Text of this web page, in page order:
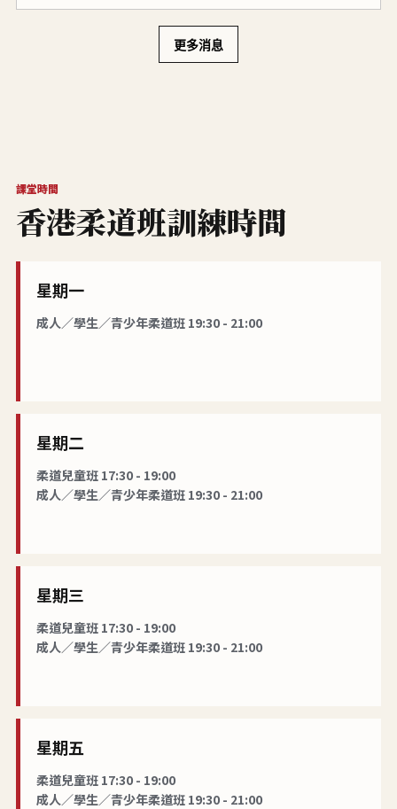
更多消息
課堂時間
香港柔道班訓練時間
星期一
成人／學生／青少年柔道班 19:30 - 21:00
星期二
柔道兒童班 17:30 - 19:00
成人／學生／青少年柔道班 19:30 - 21:00
星期三
柔道兒童班 17:30 - 19:00
成人／學生／青少年柔道班 19:30 - 21:00
星期五
柔道兒童班 17:30 - 19:00
成人／學生／青少年柔道班 19:30 - 21:00